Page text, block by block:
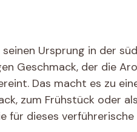
Ursprung in der
Geschmack, der die
Das macht es zu
zum Frühstück oder
für dieses